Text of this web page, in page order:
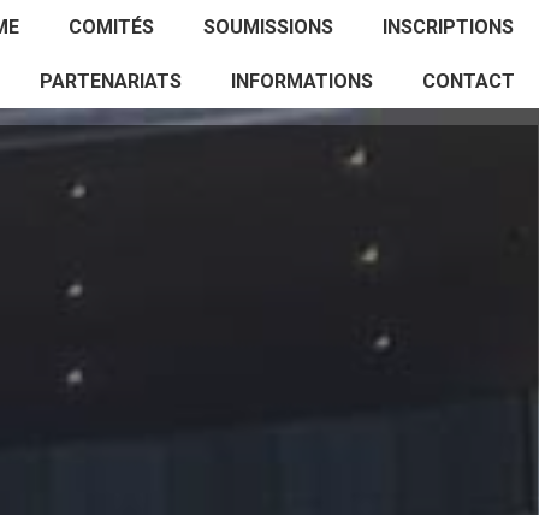
COMITÉS SOUMISSIONS INSCRIPTIONS
PARTENARIATS INFORMATIONS CONTACT
ACCUEIL PROGRAMME COMITÉS
SOUMISSIONS INSCRIPTIONS PARTENARIATS
INFORMATIONS CONTACT